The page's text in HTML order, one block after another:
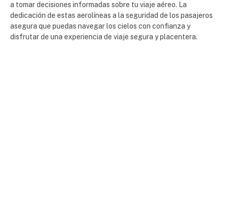
a tomar decisiones informadas sobre tu viaje aéreo. La
dedicación de estas aerolíneas a la seguridad de los pasajeros
asegura que puedas navegar los cielos con confianza y
disfrutar de una experiencia de viaje segura y placentera.